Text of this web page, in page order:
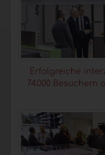
Erfolgreiche
74.000 Besuchern